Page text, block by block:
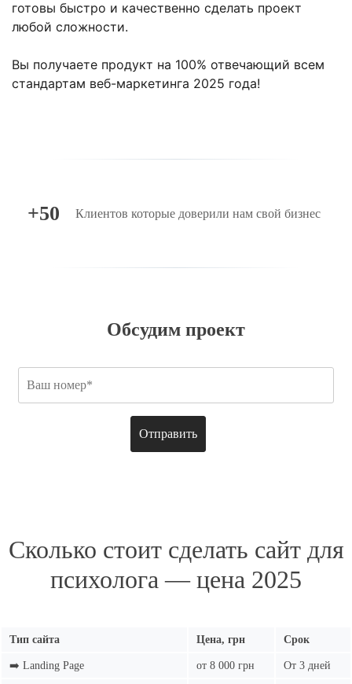
готовы быстро и качественно сделать проект
любой сложности.
Вы получаете продукт на 100% отвечающий всем
стандартам веб-маркетинга 2025 года!
+50 Клиентов которые доверили нам свой бизнес
Обсудим проект
Сколько стоит сделать сайт для
психолога — цена 2025
Тип сайта Цена, грн Срок
➡️ Landing Page от 8 000 грн От 3 дней